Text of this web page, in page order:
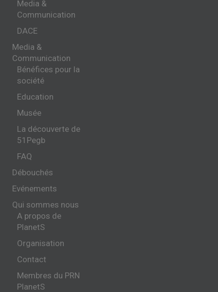
Media &
Communication
DACE
Media &
Communication
Bénéfices pour la
société
Education
Musée
La découverte de
51Pegb
FAQ
Débouchés
Evénements
Qui sommes nous
A propos de
PlanetS
Organisation
Contact
Membres du PRN
PlanetS